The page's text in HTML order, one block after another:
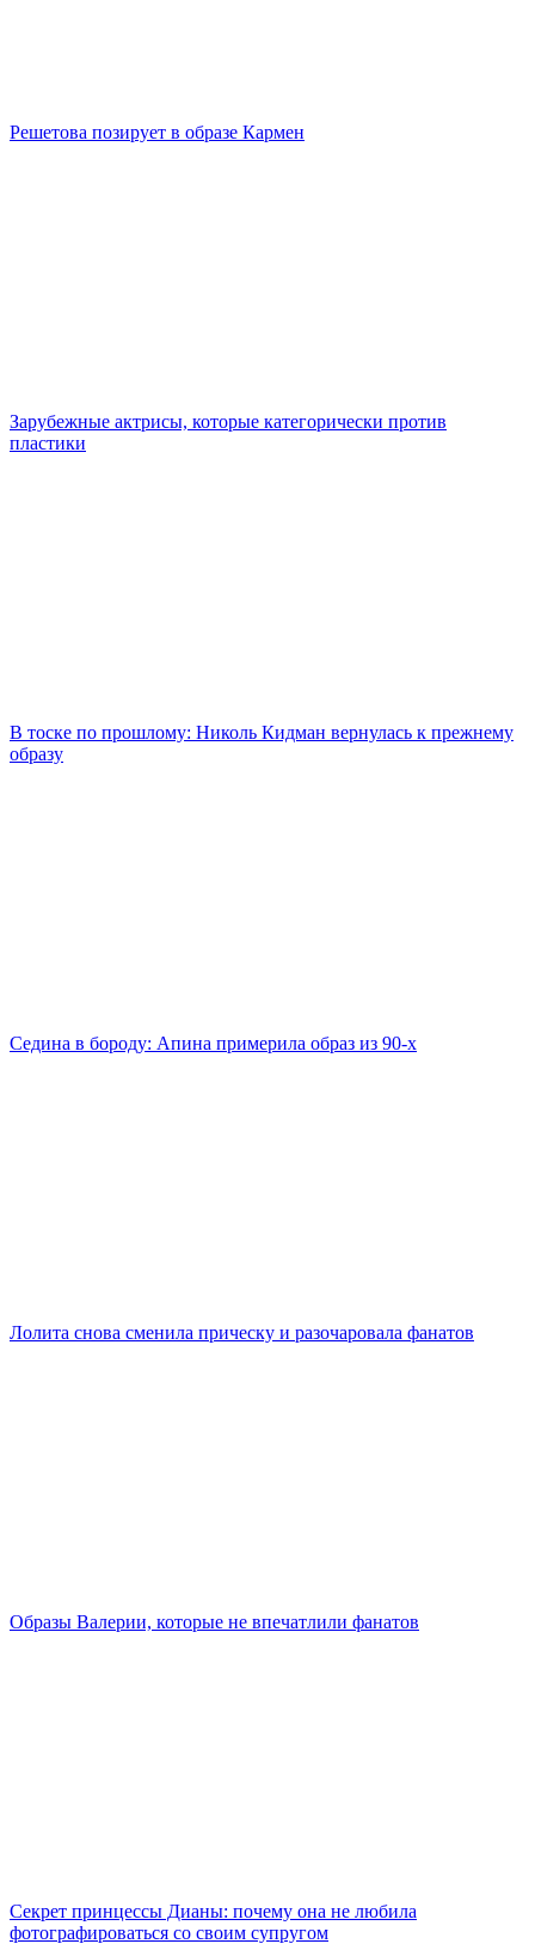
Решетова позирует в образе Кармен
Зарубежные актрисы, которые категорически против
пластики
В тоске по прошлому: Николь Кидман вернулась к прежнему
образу
Седина в бороду: Апина примерила образ из 90-х
Лолита снова сменила прическу и разочаровала фанатов
Образы Валерии, которые не впечатлили фанатов
Секрет принцессы Дианы: почему она не любила
фотографироваться со своим супругом